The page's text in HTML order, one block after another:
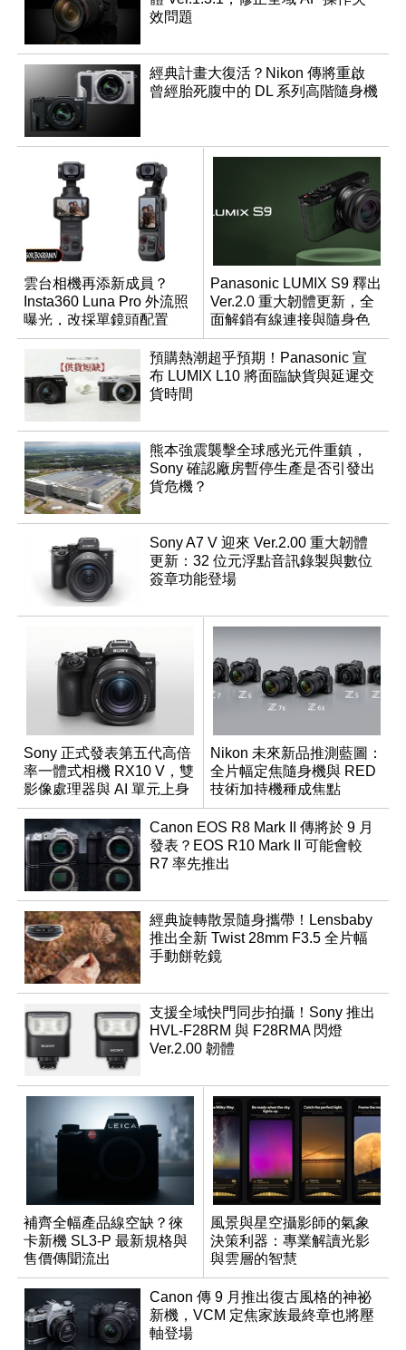
效問題
經典計畫大復活？Nikon 傳將重啟
曾經胎死腹中的 DL 系列高階隨身機
雲台相機再添新成員？
Insta360 Luna Pro 外流照
曝光，改採單鏡頭配置
Panasonic LUMIX S9 釋出
Ver.2.0 重大韌體更新，全
面解鎖有線連接與隨身色
調編輯
預購熱潮超乎預期！Panasonic 宣
布 LUMIX L10 將面臨缺貨與延遲交
貨時間
熊本強震襲擊全球感光元件重鎮，
Sony 確認廠房暫停生產是否引發出
貨危機？
Sony A7 V 迎來 Ver.2.00 重大韌體
更新：32 位元浮點音訊錄製與數位
簽章功能登場
Sony 正式發表第五代高倍
率一體式相機 RX10 V，雙
影像處理器與 AI 單元上身
Nikon 未來新品推測藍圖：
全片幅定焦隨身機與 RED
技術加持機種成焦點
Canon EOS R8 Mark II 傳將於 9 月
發表？EOS R10 Mark II 可能會較
R7 率先推出
經典旋轉散景隨身攜帶！Lensbaby
推出全新 Twist 28mm F3.5 全片幅
手動餅乾鏡
支援全域快門同步拍攝！Sony 推出
HVL-F28RM 與 F28RMA 閃燈
Ver.2.00 韌體
補齊全幅產品線空缺？徠
卡新機 SL3-P 最新規格與
售價傳聞流出
風景與星空攝影師的氣象
決策利器：專業解讀光影
與雲層的智慧
App「Atmos」登場
Canon 傳 9 月推出復古風格的神祕
新機，VCM 定焦家族最終章也將壓
軸登場